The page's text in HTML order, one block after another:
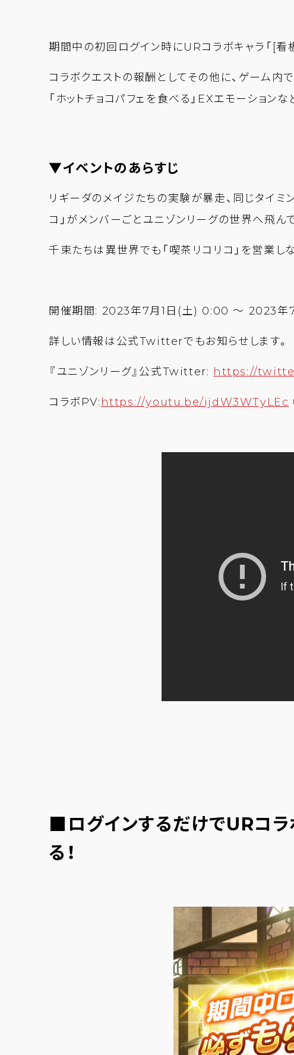
期間中の初回ログイン時にURコラボキャラ「[看
コラボクエストの報酬としてその他に、ゲーム内
「ホットチョコパフェを食べる」EXエモーション
▼イベントのあらすじ
リギーダのメイジたちの実験が暴走、同じタイミ
コ」がメンバーごとユニゾンリーグの世界へ飛ん
千束たちは異世界でも「喫茶リコリコ」を営業し
開催期間: 2023年7月1日(土) 0:00 ～ 2023年
詳しい情報は公式Twitterでもお知らせします。
『ユニゾンリーグ』公式Twitter: https://
コラボPV: https://youtu.be/ijdW3WTyLEc
■ログインするだけでURコラ
る！